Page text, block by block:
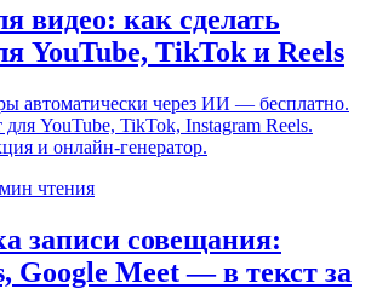
видео: как сделать
YouTube, TikTok и Reels
автоматически через ИИ — бесплатно.
YouTube, TikTok, Instagram Reels.
и онлайн-генератор.
мин чтения
записи совещания:
Google Meet — в текст за